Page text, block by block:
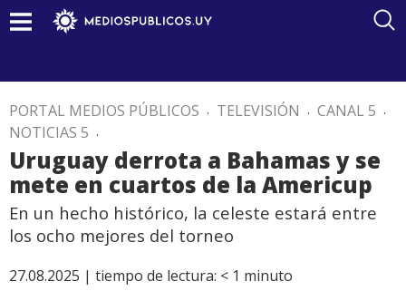
PORTAL MEDIOS PÚBLICOS . TELEVISIÓN . CANAL 5 .
NOTICIAS 5 .
Uruguay derrota a Bahamas y se
mete en cuartos de la Americup
En un hecho histórico, la celeste estará entre
los ocho mejores del torneo
27.08.2025 | tiempo de lectura: < 1 minuto